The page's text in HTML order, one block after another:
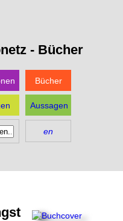
- Bücher
Bücher
Aussagen
en